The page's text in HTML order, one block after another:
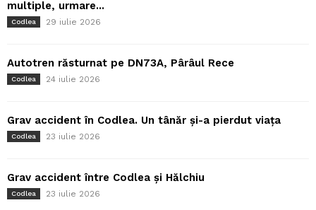
multiple, urmare...
Codlea 29 iulie 2026
Autotren răsturnat pe DN73A, Pârâul Rece
Codlea 24 iulie 2026
Grav accident în Codlea. Un tânăr și-a pierdut viața
Codlea 23 iulie 2026
Grav accident între Codlea și Hălchiu
Codlea 23 iulie 2026